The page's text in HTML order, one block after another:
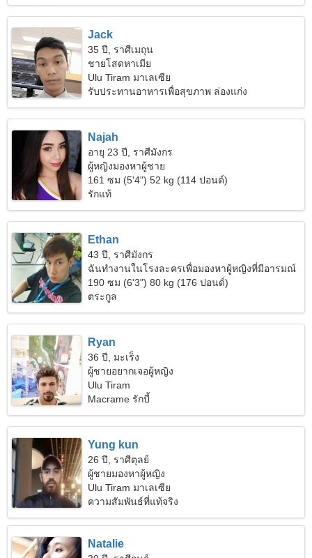
Jack
35 ปี, ราศีเมถุน
ชายโสดหาเมีย
Ulu Tiram มาเลเซีย
รับประทานอาหารเพื่อสุขภาพ ล่องแก่ง
Najah
อายุ 23 ปี, ราศีมังกร
ผู้หญิงมองหาผู้ชาย
161 ซม (5'4") 52 kg (114 ปอนด์)
รักแท้
Ethan
43 ปี, ราศีมังกร
ฉันทำงานในโรงละครเพื่อมองหาผู้หญิงที่มีอารมณ์
อ่อนไหว
190 ซม (6'3") 80 kg (176 ปอนด์)
ตระกูล
Ryan
36 ปี, มะเร็ง
ผู้ชายอยากเจอผู้หญิง
Ulu Tiram
Macrame รักบี้
Yung kun
26 ปี, ราศีตุลย์
ผู้ชายมองหาผู้หญิง
Ulu Tiram มาเลเซีย
ความสัมพันธ์ที่แท้จริง
Natalie